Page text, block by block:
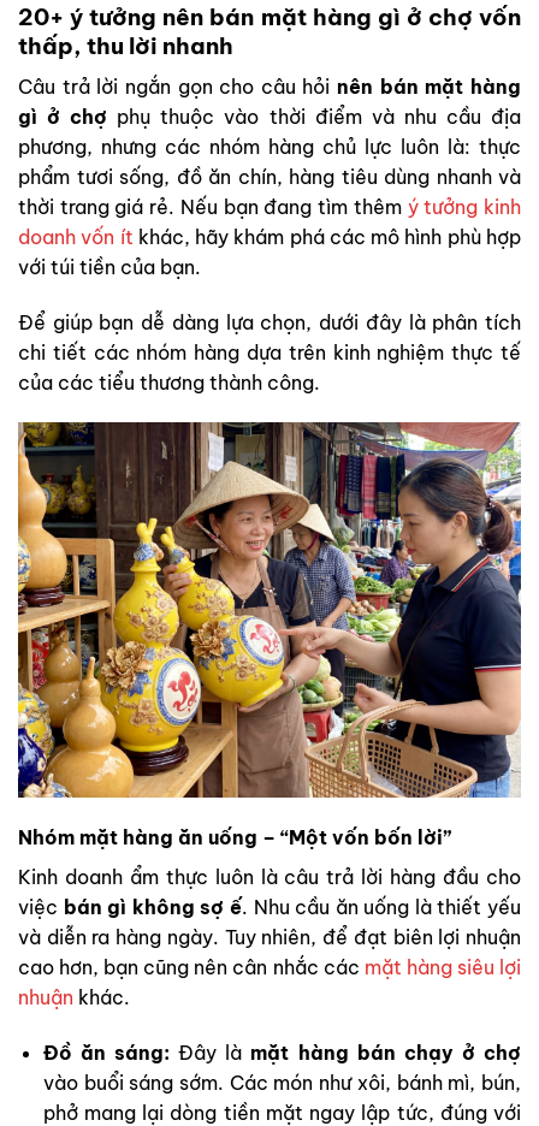
20+ ý tưởng nên bán mặt hàng gì ở chợ vốn
thấp, thu lời nhanh
Câu trả lời ngắn gọn cho câu hỏi nên bán mặt hàng
gì ở chợ phụ thuộc vào thời điểm và nhu cầu địa
phương, nhưng các nhóm hàng chủ lực luôn là: thực
phẩm tươi sống, đồ ăn chín, hàng tiêu dùng nhanh và
thời trang giá rẻ. Nếu bạn đang tìm thêm ý tưởng kinh
doanh vốn ít khác, hãy khám phá các mô hình phù hợp
với túi tiền của bạn.
Để giúp bạn dễ dàng lựa chọn, dưới đây là phân tích
chi tiết các nhóm hàng dựa trên kinh nghiệm thực tế
của các tiểu thương thành công.
Nhóm mặt hàng ăn uống – “Một vốn bốn lời”
Kinh doanh ẩm thực luôn là câu trả lời hàng đầu cho
việc bán gì không sợ ế. Nhu cầu ăn uống là thiết yếu
và diễn ra hàng ngày. Tuy nhiên, để đạt biên lợi nhuận
cao hơn, bạn cũng nên cân nhắc các mặt hàng siêu lợi
nhuận khác.
Đồ ăn sáng: Đây là mặt hàng bán chạy ở chợ
vào buổi sáng sớm. Các món như xôi, bánh mì, bún,
phở mang lại dòng tiền mặt ngay lập tức, đúng với